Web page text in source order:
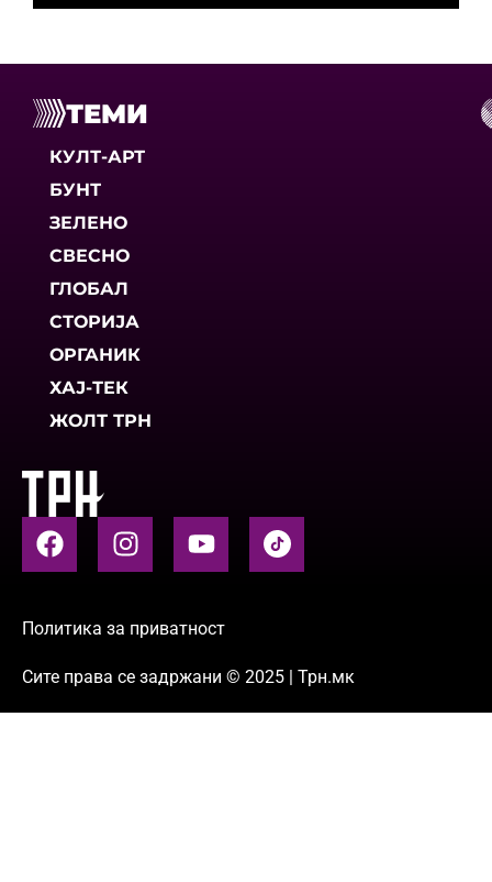
ТЕМИ
КУЛТ-АРТ
БУНТ
ЗЕЛЕНО
СВЕСНО
ГЛОБАЛ
СТОРИЈА
ОРГАНИК
ХАЈ-ТЕК
ЖОЛТ ТРН
Политика за приватност
Сите права се задржани © 2025 | Трн.мк